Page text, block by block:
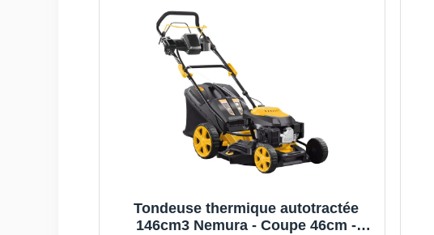
Tondeuse thermique autotractée
146cm3 Nemura - Coupe 46cm -